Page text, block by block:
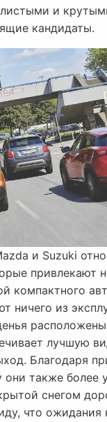
и
кандидаты.
и Suzuki
привлекают
компактного
ничего из
лучшую
Благодаря
они также более
снегом
что